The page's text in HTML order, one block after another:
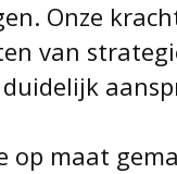
Onze
van
op maat